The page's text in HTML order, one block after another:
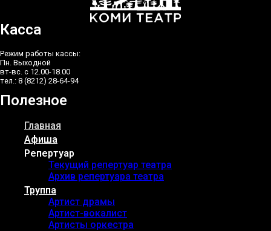
Касса
Режим работы кассы:
Пн. Выходной
вт-вс. с 12.00-18.00
тел.: 8 (8212) 28-64-94
Полезное
Главная
Афиша
Репертуар
Текущий репертуар театра
Архив репертуара театра
Труппа
Артист драмы
Артист-вокалист
Артисты оркестра